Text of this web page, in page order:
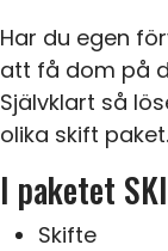
Har du egen
att få dom på
Självklart så
olika skift paket.
I paketet
Skifte